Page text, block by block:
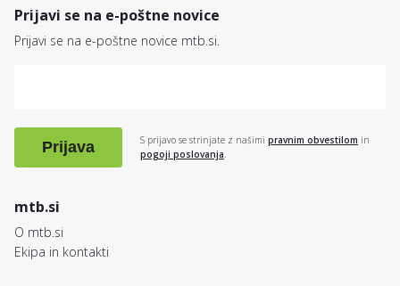
mtb.si
O mtb.si
Ekipa in kontakti
Prijavi se na e-poštne novice
Prijavi se na e-poštne novice mtb.si.
Prijava S prijavo se strinjate z našimi pravnim obvestilom in
pogoji poslovanja.